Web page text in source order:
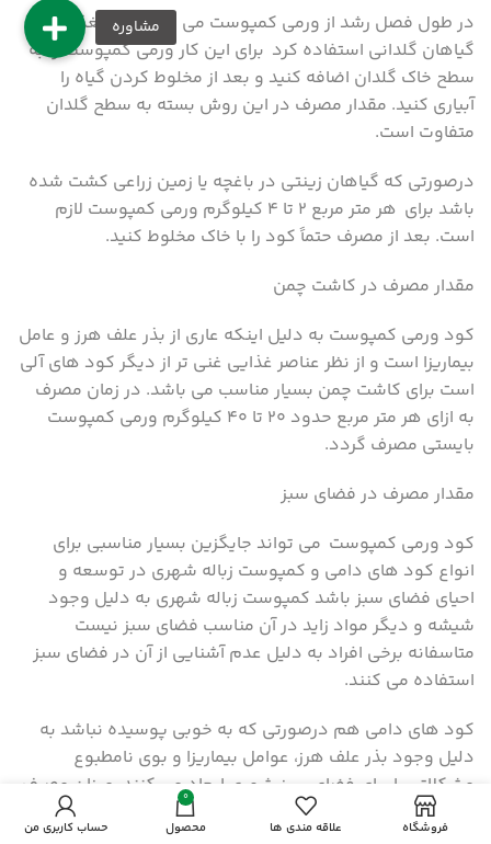
در طول فصل رشد از ورمی کمپوست می توان برای تغذیه
گیاهان گلدانی استفاده کرد برای این کار ورمی کمپوست را به
سطح خاک گلدان اضافه کنید و بعد از مخلوط کردن گیاه را
آبیاری کنید. مقدار مصرف در این روش بسته به سطح گلدان
متفاوت است.
درصورتی که گیاهان زینتی در باغچه یا زمین زراعی کشت شده
باشد برای هر متر مربع ۲ تا ۴ کیلوگرم ورمی کمپوست لازم
است. بعد از مصرف حتماً کود را با خاک مخلوط کنید.
مقدار مصرف در کاشت چمن
کود ورمی کمپوست به دلیل اینکه عاری از بذر علف هرز و عامل
بیماریزا است و از نظر عناصر غذایی غنی تر از دیگر کود های آلی
است برای کاشت چمن بسیار مناسب می باشد. در زمان مصرف
به ازای هر متر مربع حدود ۲۰ تا ۴۰ کیلوگرم ورمی کمپوست
بایستی مصرف گردد.
مقدار مصرف در فضای سبز
کود ورمی کمپوست می تواند جایگزین بسیار مناسبی برای
انواع کود های دامی و کمپوست زباله شهری در توسعه و
احیای فضای سبز باشد کمپوست زباله شهری به دلیل وجود
شیشه و دیگر مواد زاید در آن مناسب فضای سبز نیست
متاسفانه برخی افراد به دلیل عدم آشنایی از آن در فضای سبز
استفاده می کنند.
کود های دامی هم درصورتی که به خوبی پوسیده نباشد به
دلیل وجود بذر علف هرز، عوامل بیماریزا و بوی نامطبوع
مشکلاتی را برای فضای سبز شهری ایجاد می کنند. میزان مصرف
کود ورمی کمپوست در فضای سبز بسته به تراکم گیاهان زینتی
فروشگاه علاقه مندی ها
0
محصول حساب کاربری من